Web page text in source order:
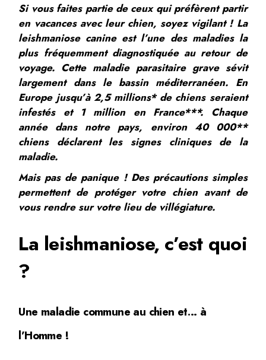
Si vous faites partie de ceux qui préfèrent partir
en vacances avec leur chien, soyez vigilant ! La
leishmaniose canine est l’une des maladies la
plus fréquemment diagnostiquée au retour de
voyage. Cette maladie parasitaire grave sévit
largement dans le bassin méditerranéen. En
Europe jusqu’à 2,5 millions* de chiens seraient
infestés et 1 million en France***. Chaque
année dans notre pays, environ 40 000**
chiens déclarent les signes cliniques de la
maladie.
Mais pas de panique ! Des précautions simples
permettent de protéger votre chien avant de
vous rendre sur votre lieu de villégiature.
La leishmaniose, c’est quoi
?
Une maladie commune au chien et… à
l’Homme !